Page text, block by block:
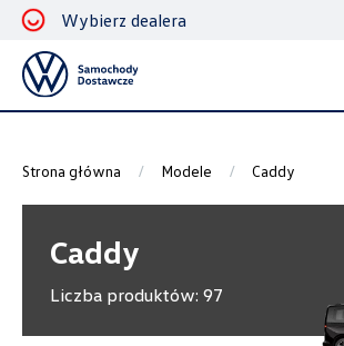
Wybierz dealera
Strona główna Modele Caddy
Caddy
Liczba produktów: 97
Filtrowanie i sortowanie
Sortuj
Pokaż na stronie